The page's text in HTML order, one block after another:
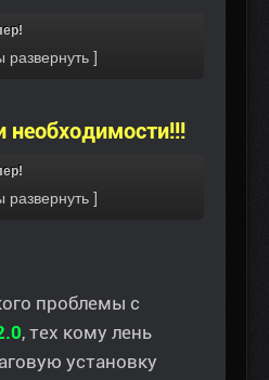
необходимости!!!
проблемы с
, тех кому лень
установку